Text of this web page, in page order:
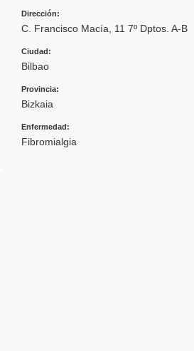
Dirección:
C. Francisco Macía, 11 7º Dptos. A-B
Ciudad:
Bilbao
Provincia:
Bizkaia
Enfermedad:
Fibromialgia